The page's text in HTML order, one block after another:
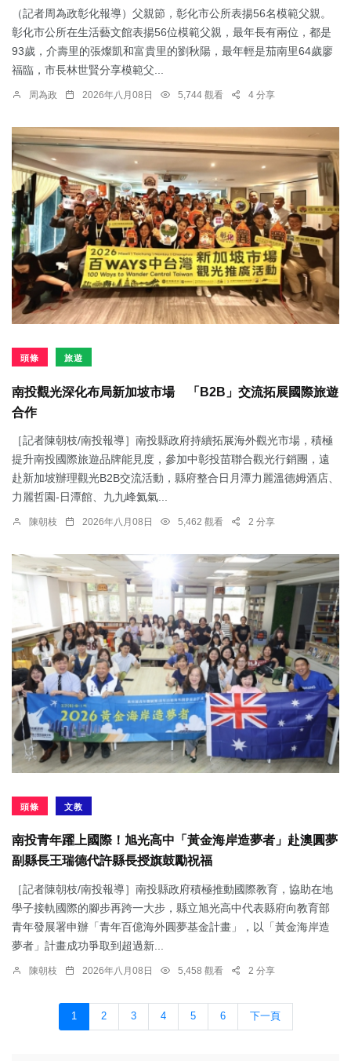
（記者周為政彰化報導）父親節，彰化市公所表揚56名模範父親。
彰化市公所在生活藝文館表揚56位模範父親，最年長有兩位，都是
93歲，介壽里的張燦凱和富貴里的劉秋陽，最年輕是茄南里64歲廖
福臨，市長林世賢分享模範父...
周為政 2026年八月08日 5,744 觀看 4 分享
頭條 旅遊
南投觀光深化布局新加坡市場 「B2B」交流拓展國際旅遊
合作
［記者陳朝枝/南投報導］南投縣政府持續拓展海外觀光市場，積極
提升南投國際旅遊品牌能見度，參加中彰投苗聯合觀光行銷團，遠
赴新加坡辦理觀光B2B交流活動，縣府整合日月潭力麗溫德姆酒店、
力麗哲園-日潭館、九九峰氦氣...
陳朝枝 2026年八月08日 5,462 觀看 2 分享
頭條 文教
南投青年躍上國際！旭光高中「黃金海岸造夢者」赴澳圓夢
副縣長王瑞德代許縣長授旗鼓勵祝福
［記者陳朝枝/南投報導］南投縣政府積極推動國際教育，協助在地
學子接軌國際的腳步再跨一大步，縣立旭光高中代表縣府向教育部
青年發展署申辦「青年百億海外圓夢基金計畫」，以「黃金海岸造
夢者」計畫成功爭取到超過新...
陳朝枝 2026年八月08日 5,458 觀看 2 分享
1 2 3 4 5 6 下一頁